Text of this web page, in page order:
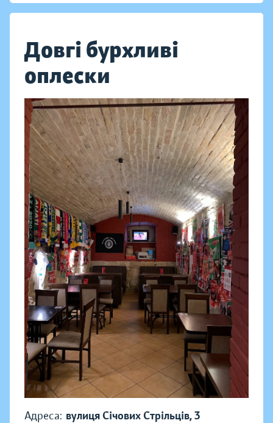
Довгі бурхливі
оплески
Адреса: вулиця Січових Стрільців, 3